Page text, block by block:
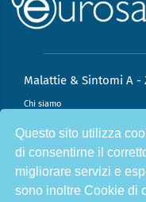
Questo sito utilizza
di consentirne il
migliorare servizi e
sono inoltre Cookie di
Malattie & Sintomi A -
Chi siamo
Infiammazione e Allergia
Nutrizione e Stili di vita
Cookie Policy